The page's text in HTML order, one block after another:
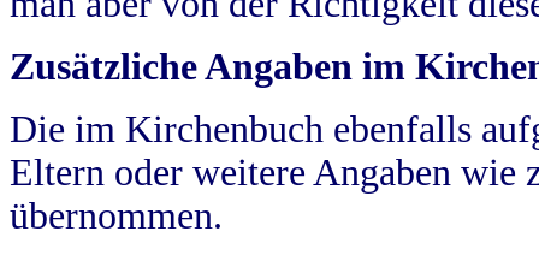
Zusätzliche Angaben im
Die im Kirchenbuch ebenfalls
Eltern oder weitere Angaben wie
übernommen.